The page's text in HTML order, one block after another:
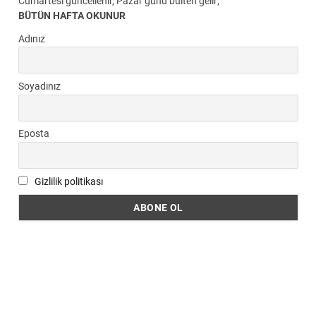
BÜTÜN HAFTA OKUNUR
Adınız
Soyadınız
Eposta
Gizlilik politikası